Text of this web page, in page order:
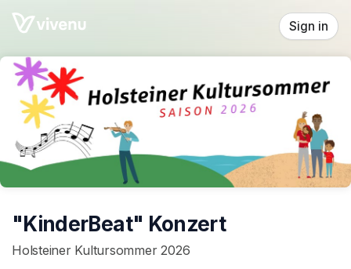
Skip header
Sign in
"KinderBeat" Konzert
Holsteiner Kultursommer 2026